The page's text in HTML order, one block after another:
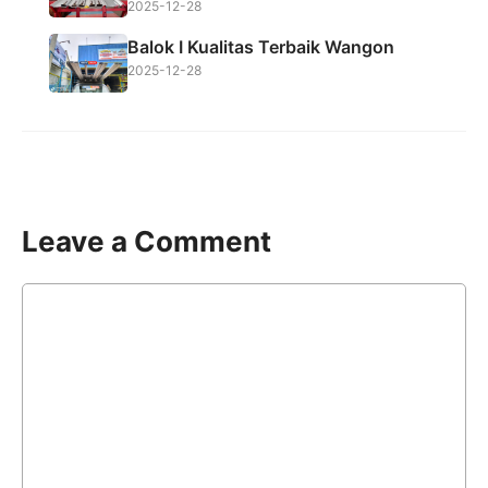
2025-12-28
Balok I Kualitas Terbaik Wangon
2025-12-28
Leave a Comment
Comment